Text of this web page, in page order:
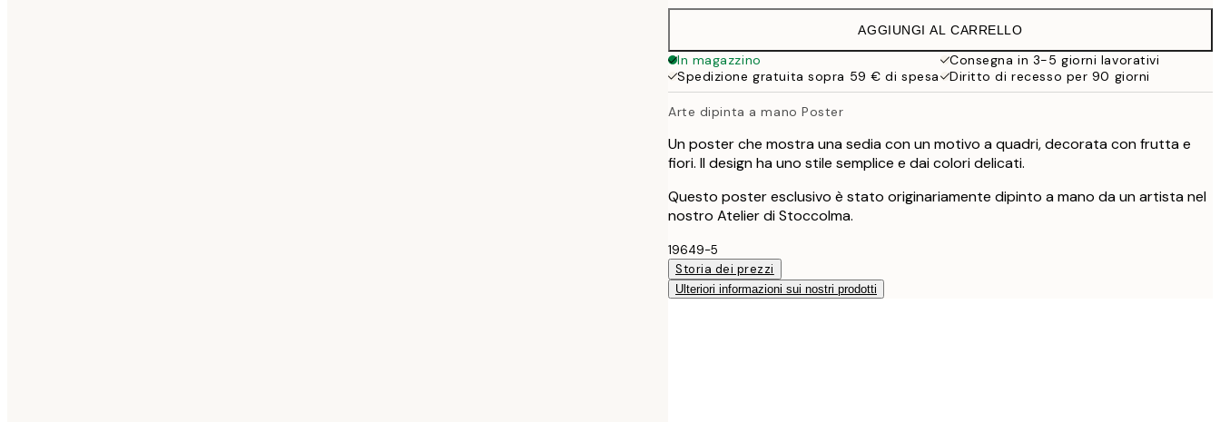
38 €
AGGIUNGI AL CARRELLO
In magazzino
Consegna in 3-5 giorni lavorativi
Spedizione gratuita sopra 59 € di spesa
Diritto di recesso per 90 giorni
Arte dipinta a mano Poster
Un poster che mostra una sedia con un motivo a quadri, decorata con frutta e
fiori. Il design ha uno stile semplice e dai colori delicati.
Questo poster esclusivo è stato originariamente dipinto a mano da un artista nel
nostro Atelier di Stoccolma.
19649-5
Storia dei prezzi
Ulteriori informazioni sui nostri prodotti